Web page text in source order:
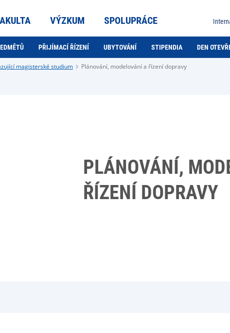
VÝZKUM SPOLUPRÁCE
PŘIJÍMACÍ ŘÍZENÍ UBYTOVÁNÍ STIPENDIA DEN
magisterské studium Plánování, modelování a řízení dopravy
PLÁNOVÁNÍ,
ŘÍZENÍ DOPRAVY